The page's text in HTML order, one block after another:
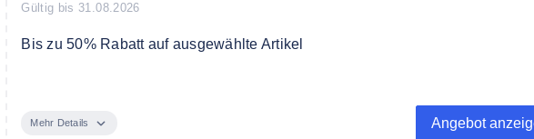
Gültig bis 31.08.2026
Bis zu 50% Rabatt auf ausgewählte Artikel
Mehr Details Angebot